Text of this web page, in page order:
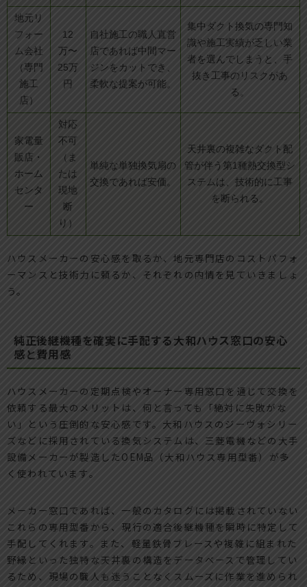
地元リ
フォー
ム会社
（専門
施工
店）
12
万〜
25万
円
自社施工の職人直営
店であれば中間マー
ジンをカットでき、
柔軟な提案が可能。
集中ダクト換気の専門知
識や施工実績が乏しい業
者を選んでしまうと、手
抜き工事のリスクがあ
る。
家電量
販店・
ホーム
センタ
ー
対応
不可
（ま
たは
現地
断
り）
単純な単独換気扇の
交換であれば安価。
天井裏の複雑なダクト配
管が伴う第1種熱交換型シ
ステムは、技術的に工事
を断られる。
ハウスメーカーの安心感を取るか、地元専門店のコストパフォ
ーマンスと技術力に頼るか、それぞれの内情を見ていきましょ
う。
純正後継機種を確実に手配する大和ハウス窓口の安心
感と費用感
ハウスメーカーの定期点検やオーナー専用窓口を通じて交換を
依頼する最大のメリットは、何と言っても「絶対に失敗がな
い」という圧倒的な安心感です。大和ハウスのジーヴォシリー
ズなどに採用されている換気システムは、三菱電機などの大手
設備メーカーが製造したOEM品（大和ハウス専用型番）が多
く使われています。
メーカー窓口であれば、一般のカタログには掲載されていない
これらの専用型番から、現行の適合後継機種を瞬時に特定して
手配してくれます。また、軽量鉄骨ブレースや複雑に組まれた
野縁といった独特な天井裏の構造をデータベースで管理してい
るため、現場の職人も迷うことなくスムーズに作業を進められ